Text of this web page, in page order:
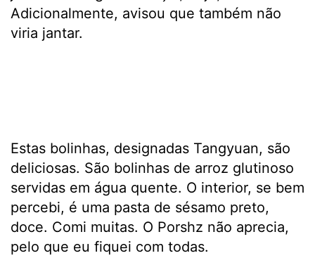
Adicionalmente, avisou que também não
viria jantar.
Estas bolinhas, designadas Tangyuan, são
deliciosas. São bolinhas de arroz glutinoso
servidas em água quente. O interior, se bem
percebi, é uma pasta de sésamo preto,
doce. Comi muitas. O Porshz não aprecia,
pelo que eu fiquei com todas.